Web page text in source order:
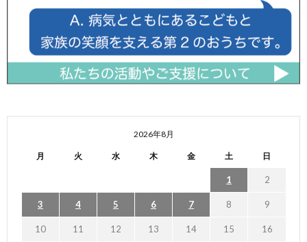
2026年8月
月 火 水 木 金 土 日
1 2
3 4 5 6 7 8 9
10 11 12 13 14 15 16